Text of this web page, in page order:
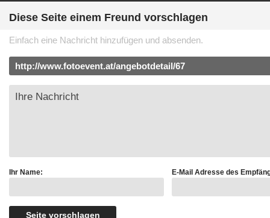
Diese Seite einem Freund vorschlagen
Einfach eine Nachricht hinzufügen und absenden.
Ihr Name: E-Mail Adresse des